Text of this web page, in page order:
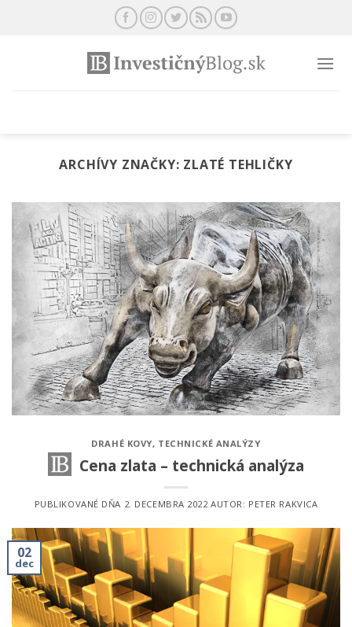
ARCHÍVY ZNAČKY: ZLATÉ TEHLIČKY
DRAHÉ KOVY, TECHNICKÉ ANALÝZY
Cena zlata – technická analýza
PUBLIKOVANÉ DŇA 2. DECEMBRA 2022 AUTOR: PETER RAKVICA
02
dec